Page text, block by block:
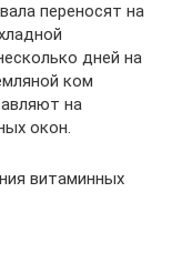
переносят на
дней на
ком
на
окон.
витаминных